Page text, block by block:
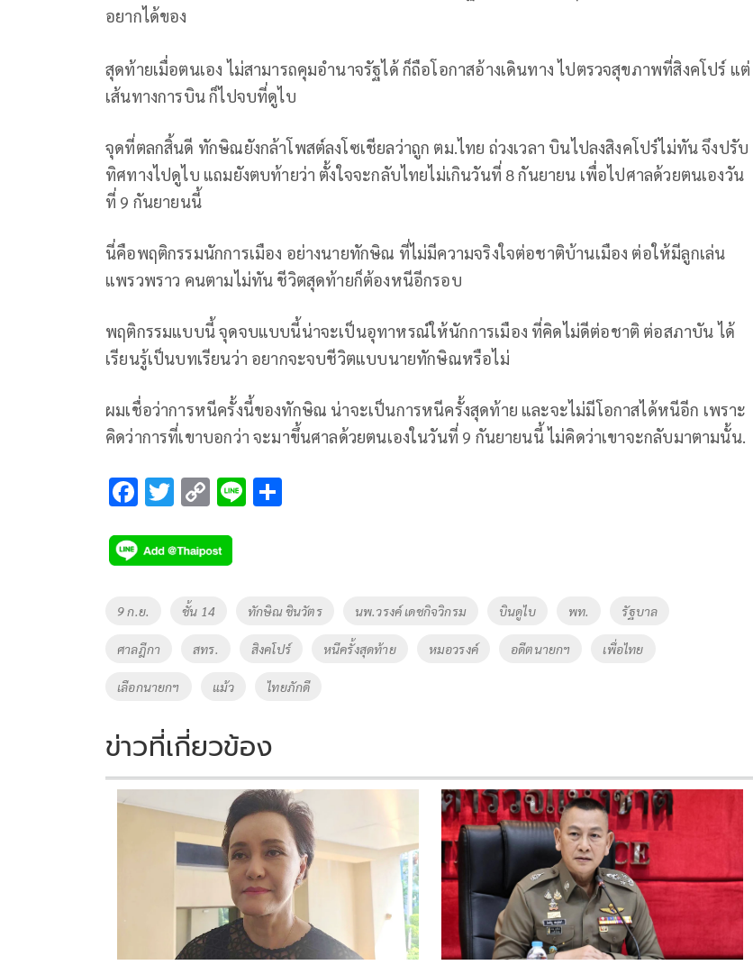
อยากได้ของ
สุดท้ายเมื่อตนเอง ไม่สามารถคุมอำนาจรัฐได้ ก็ถือโอกาสอ้างเดินทาง ไปตรวจสุขภาพที่สิงคโปร์ แต่
เส้นทางการบิน ก็ไปจบที่ดูไบ
จุดที่ตลกสิ้นดี ทักษิณยังกล้าโพสต์ลงโซเชียลว่าถูก ตม.ไทย ถ่วงเวลา บินไปลงสิงคโปร์ไม่ทัน จึงปรับ
ทิศทางไปดูไบ แถมยังตบท้ายว่า ตั้งใจจะกลับไทยไม่เกินวันที่ 8 กันยายน เพื่อไปศาลด้วยตนเองวัน
ที่ 9 กันยายนนี้
นี่คือพฤติกรรมนักการเมือง อย่างนายทักษิณ ที่ไม่มีความจริงใจต่อชาติบ้านเมือง ต่อให้มีลูกเล่น
แพรวพราว คนตามไม่ทัน ชีวิตสุดท้ายก็ต้องหนีอีกรอบ
พฤติกรรมแบบนี้ จุดจบแบบนี้น่าจะเป็นอุทาหรณ์ให้นักการเมือง ที่คิดไม่ดีต่อชาติ ต่อสภาบัน ได้
เรียนรู้เป็นบทเรียนว่า อยากจะจบชีวิตแบบนายทักษิณหรือไม่
ผมเชื่อว่าการหนีครั้งนี้ของทักษิณ น่าจะเป็นการหนีครั้งสุดท้าย และจะไม่มีโอกาสได้หนีอีก เพราะ
คิดว่าการที่เขาบอกว่า จะมาขึ้นศาลด้วยตนเองในวันที่ 9 กันยายนนี้ ไม่คิดว่าเขาจะกลับมาตามนั้น.
F
e
b
o
o
k
T
tt
er
C
p
y
Li
k
Li
Tags
9 ก.ย. ชั้น 14 ทักษิณ ชินวัตร นพ.วรงค์ เดชกิจวิกรม บินดูไบ พท. รัฐบาล
ศาลฎีกา สทร. สิงคโปร์ หนีครั้งสุดท้าย หมอวรงค์ อดีตนายกฯ เพื่อไทย
เลือกนายกฯ แม้ว ไทยภักดี
ข่าวที่เกี่ยวข้อง